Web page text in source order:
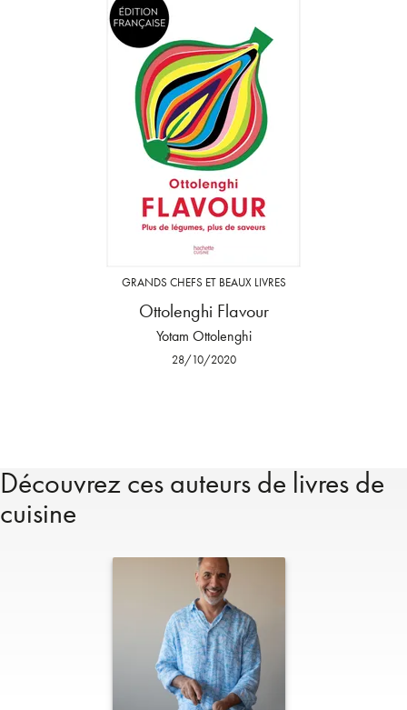
GRANDS CHEFS ET BEAUX LIVRES
Ottolenghi Flavour
Yotam Ottolenghi
28/10/2020
Découvrez ces auteurs de livres de
cuisine